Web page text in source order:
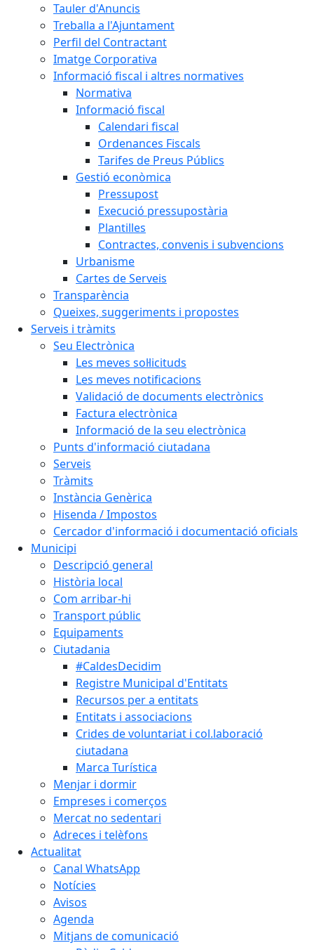
Tauler d'Anuncis
Treballa a l'Ajuntament
Perfil del Contractant
Imatge Corporativa
Informació fiscal i altres normatives
Normativa
Informació fiscal
Calendari fiscal
Ordenances Fiscals
Tarifes de Preus Públics
Gestió econòmica
Pressupost
Execució pressupostària
Plantilles
Contractes, convenis i subvencions
Urbanisme
Cartes de Serveis
Transparència
Queixes, suggeriments i propostes
Serveis i tràmits
Seu Electrònica
Les meves sol·licituds
Les meves notificacions
Validació de documents electrònics
Factura electrònica
Informació de la seu electrònica
Punts d'informació ciutadana
Serveis
Tràmits
Instància Genèrica
Hisenda / Impostos
Cercador d'informació i documentació oficials
Municipi
Descripció general
Història local
Com arribar-hi
Transport públic
Equipaments
Ciutadania
#CaldesDecidim
Registre Municipal d'Entitats
Recursos per a entitats
Entitats i associacions
Crides de voluntariat i col.laboració
ciutadana
Marca Turística
Menjar i dormir
Empreses i comerços
Mercat no sedentari
Adreces i telèfons
Actualitat
Canal WhatsApp
Notícies
Avisos
Agenda
Mitjans de comunicació